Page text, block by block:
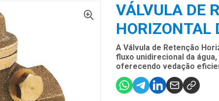
VÁLVULA DE
HORIZONTAL
A Válvula de Retenção
fluxo unidirecional da
oferecendo vedação